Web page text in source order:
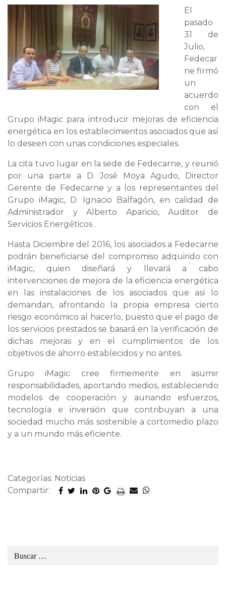
El
pasado
31 de
Julio,
Fedecar
ne firmó
un
acuerdo
con el
Grupo iMagic para introducir mejoras de eficiencia
energética en los establecimientos asociados que así
lo deseen con unas condiciones especiales.
La cita tuvo lugar en la sede de Fedecarne, y reunió
por una parte a D. José Moya Agudo, Director
Gerente de Fedecarne y a los representantes del
Grupo iMagic, D. Ignacio Balfagón, en calidad de
Administrador y Alberto Aparicio, Auditor de
Servicios Energéticos .
Hasta Diciembre del 2016, los asociados a Fedecarne
podrán beneficiarse del compromiso adquirido con
iMagic, quien diseñará y llevará a cabo
intervenciones de mejora de la eficiencia energética
en las instalaciones de los asociados que así lo
demandan, afrontando la propia empresa cierto
riesgo económico al hacerlo, puesto que el pago de
los servicios prestados se basará en la verificación de
dichas mejoras y en el cumplimientos de los
objetivos de ahorro establecidos y no antes.
Grupo iMagic cree firmemente en asumir
responsabilidades, aportando medios, estableciendo
modelos de cooperación y aunando esfuerzos,
tecnología e inversión que contribuyan a una
sociedad mucho más sostenible a cortomedio plazo
y a un mundo más eficiente.
Categorías: Noticias
Compartir: